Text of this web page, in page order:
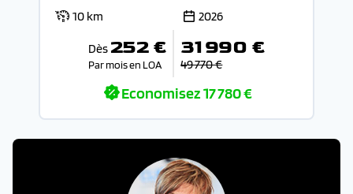
10 km
2026
Dès 252 €
Par mois en LOA
31 990 €
49 770 €
Economisez17 780 €